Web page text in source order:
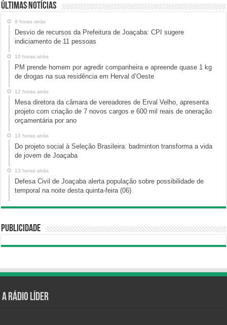
Últimas Notícias
9 horas atrás
Desvio de recursos da Prefeitura de Joaçaba: CPI sugere
indiciamento de 11 pessoas
10 horas atrás
PM prende homem por agredir companheira e apreende quase 1 kg
de drogas na sua residência em Herval d’Oeste
12 horas atrás
Mesa diretora da câmara de vereadores de Erval Velho, apresenta
projeto com criação de 7 novos cargos e 600 mil reais de oneração
orçamentária por ano
13 horas atrás
Do projeto social à Seleção Brasileira: badminton transforma a vida
de jovem de Joaçaba
13 horas atrás
Defesa Civil de Joaçaba alerta população sobre possibilidade de
temporal na noite desta quinta-feira (06)
Publicidade
A Rádio Líder